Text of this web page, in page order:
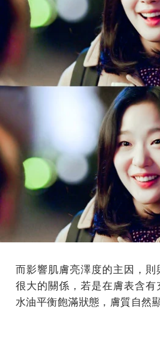
而影響肌膚亮澤度的主因，
很大的關係，若是在膚表含
水油平衡飽滿狀態，膚質自然